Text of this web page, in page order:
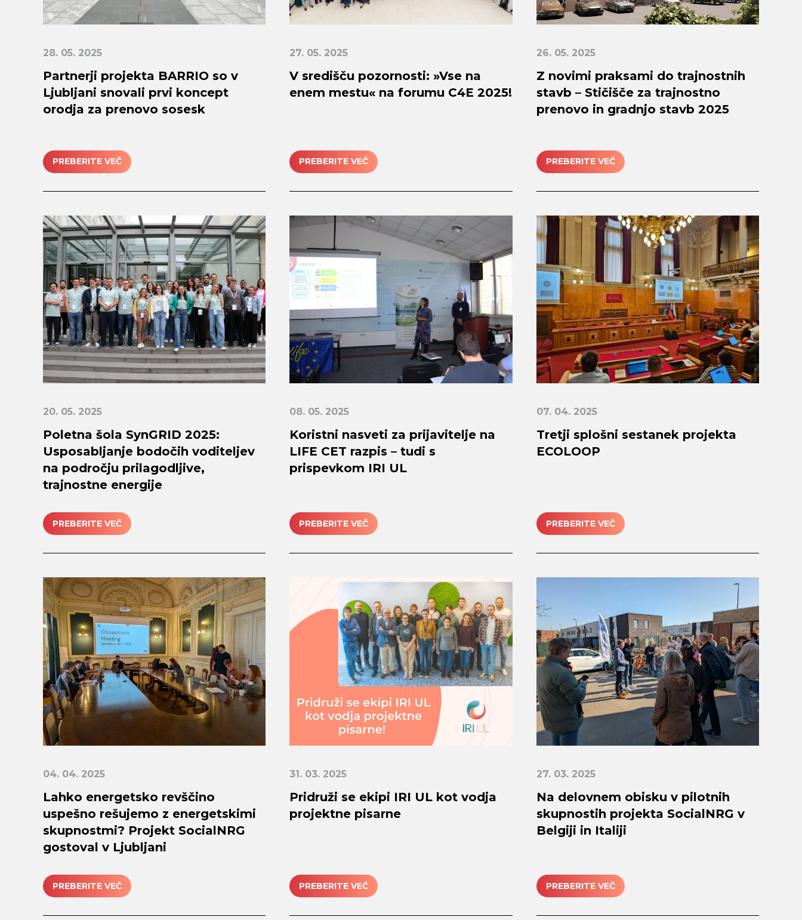
28. 05. 2025
Partnerji projekta BARRIO so v
Ljubljani snovali prvi koncept
orodja za prenovo sosesk
PREBERITE VEČ
27. 05. 2025
V središču pozornosti: »Vse na
enem mestu« na forumu C4E 2025!
PREBERITE VEČ
26. 05. 2025
Z novimi praksami do trajnostnih
stavb – Stičišče za trajnostno
prenovo in gradnjo stavb 2025
PREBERITE VEČ
20. 05. 2025
Poletna šola SynGRID 2025:
Usposabljanje bodočih voditeljev
na področju prilagodljive,
trajnostne energije
PREBERITE VEČ
08. 05. 2025
Koristni nasveti za prijavitelje na
LIFE CET razpis – tudi s
prispevkom IRI UL
PREBERITE VEČ
07. 04. 2025
Tretji splošni sestanek projekta
ECOLOOP
PREBERITE VEČ
04. 04. 2025
Lahko energetsko revščino
uspešno rešujemo z energetskimi
skupnostmi? Projekt SocialNRG
gostoval v Ljubljani
PREBERITE VEČ
31. 03. 2025
Pridruži se ekipi IRI UL kot vodja
projektne pisarne
PREBERITE VEČ
27. 03. 2025
Na delovnem obisku v pilotnih
skupnostih projekta SocialNRG v
Belgiji in Italiji
PREBERITE VEČ